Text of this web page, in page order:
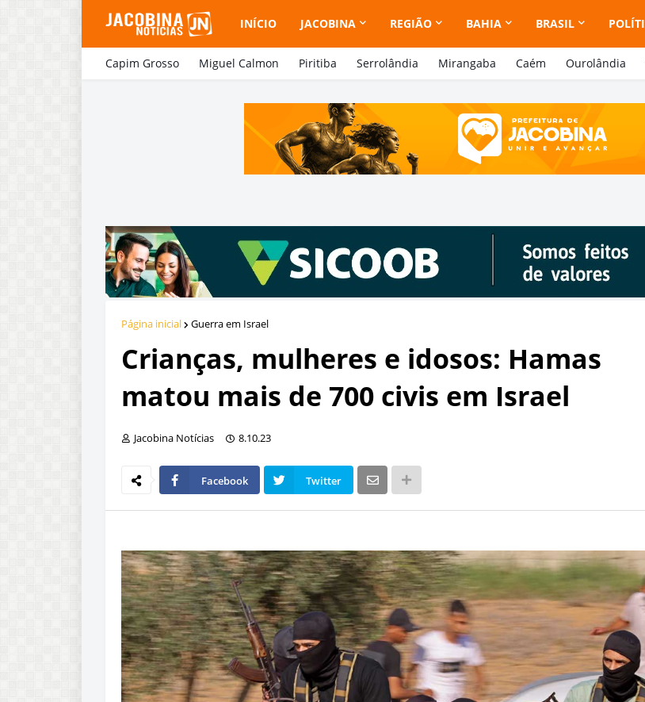
INÍCIO JACOBINA REGIÃO BAHIA BRASIL
Capim Grosso Miguel Calmon Piritiba Serrolândia Mirangaba Caém Ourolândia
Página inicial Guerra em Israel
Crianças, mulheres e idosos: Hamas
matou mais de 700 civis em Israel
Jacobina Notícias 8.10.23
Facebook Twitter